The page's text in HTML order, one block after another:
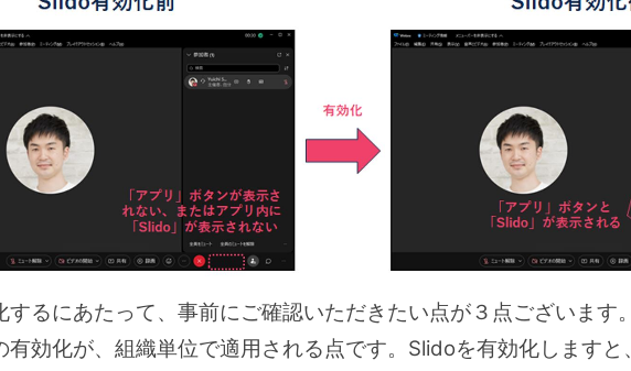
するにあたって、事前にご確認いただきたい点が３点ございます。
有効化が、組織単位で適用される点です。Slidoを有効化します